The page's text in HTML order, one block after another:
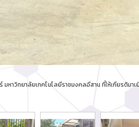
วิทยาลัยเทคโนโลยีราชมงคลอีสาน ที่ให้เกียรติมา